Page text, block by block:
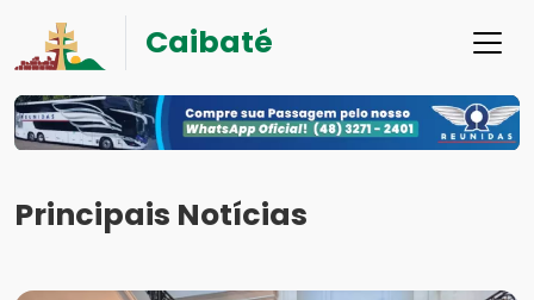
Caibaté
Principais Notícias